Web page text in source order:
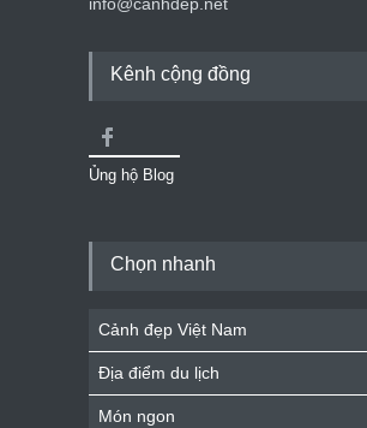
Kênh cộng đồng
Ủng hộ Blog
Chọn nhanh
Cảnh đẹp Việt Nam
Địa điểm du lịch
Món ngon